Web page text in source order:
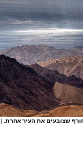
שצובעים את העיר אחרת.